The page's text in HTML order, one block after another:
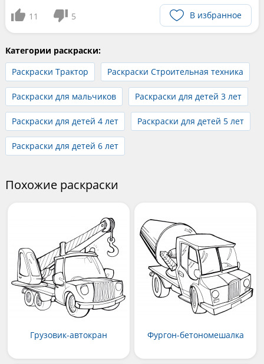
11 5 В избранное
Категории раскраски:
Раскраски Трактор
Раскраски Строительная техника
Раскраски для мальчиков Раскраски для детей 3 лет
Раскраски для детей 4 лет Раскраски для детей 5 лет
Раскраски для детей 6 лет
Похожие раскраски
Грузовик-автокран Фургон-бетономешалка